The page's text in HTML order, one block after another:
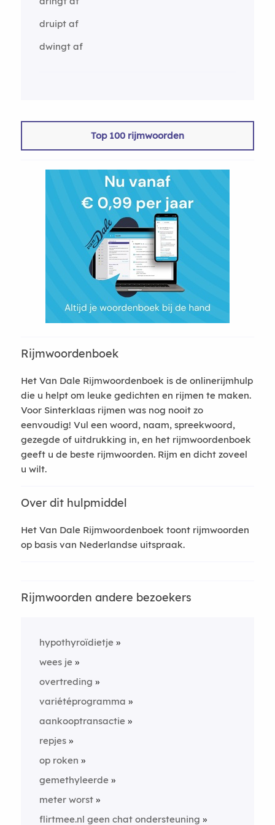
druipt af
dwingt af
Top 100 rijmwoorden
Rijmwoordenboek
Het Van Dale Rijmwoordenboek is de onlinerijmhulp
die u helpt om leuke gedichten en rijmen te maken.
Voor Sinterklaas rijmen was nog nooit zo
eenvoudig! Vul een woord, naam, spreekwoord,
gezegde of uitdrukking in, en het rijmwoordenboek
geeft u de beste rijmwoorden. Rijm en dicht zoveel
u wilt.
Over dit hulpmiddel
Het Van Dale Rijmwoordenboek toont rijmwoorden
op basis van Nederlandse uitspraak.
Rijmwoorden andere bezoekers
hypothyroïdietje
wees je
overtreding
variétéprogramma
aankooptransactie
repjes
op roken
gemethyleerde
meter worst
flirtmee.nl geen chat ondersteuning